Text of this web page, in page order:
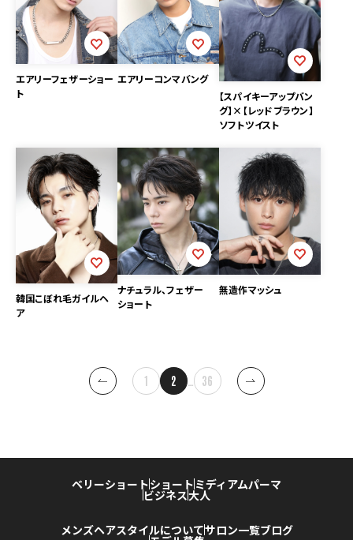
エアリーフェザーショー
ト
エアリーコンマバング
【スパイキーアップバン
グ】×【レッドブラウン】
ソフトツイスト
韓国こぼれ毛ガイルヘ
ア
ナチュラル、フェザー
ショート
無造作マッシュ
1 2 … 36
ベリーショートショート ミディアムパーマ
ビジネス大人
メンズヘアスタイルについてサロン一覧ブログ